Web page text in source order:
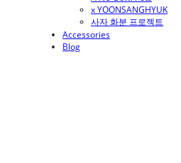
x YOONSANGHYUK
사자 화분 프로젝트
Accessories
Blog